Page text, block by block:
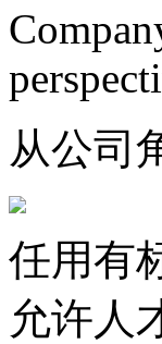
从公司
任用有
允许人